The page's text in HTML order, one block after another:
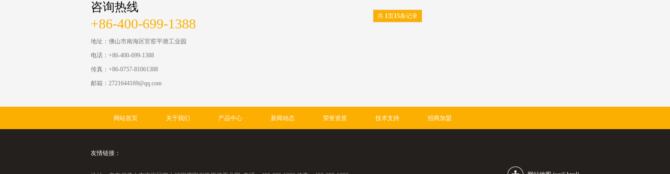
咨询热线
+86-400-699-1388
地址：佛山市南海区官窑平塘工业园
电话：+86-400-699-1388
传真：+86-0757-81061388
邮箱：2721644169@qq.com
共 1页15条记录
网站首页 关于我们 产品中心 新闻动态 荣誉资质 技术支持 招商加盟
友情链接：